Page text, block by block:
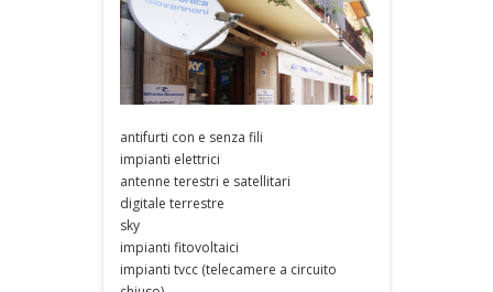
antifurti con e senza fili
impianti elettrici
antenne terestri e satellitari
digitale terrestre
sky
impianti fitovoltaici
impianti tvcc (telecamere a circuito